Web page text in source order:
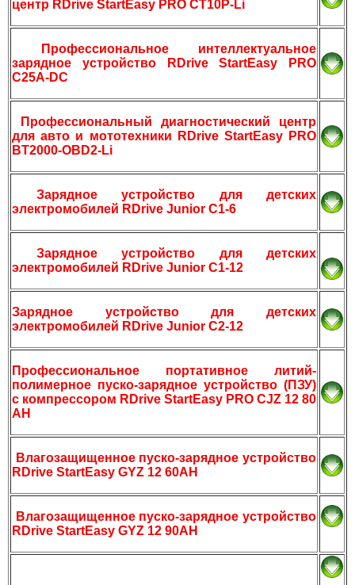
центр RDrive StartEasy PRO CT10P-Li
Профессиональное интеллектуальное
зарядное устройство RDrive StartEasy PRO
C25A-DC
Профессиональный диагностический центр
для авто и мототехники RDrive StartEasy PRO
BT2000-OBD2-Li
Зарядное устройство для детских
электромобилей RDrive Junior C1-6
Зарядное устройство для детских
электромобилей RDrive Junior C1-12
Зарядное устройство для детских
электромобилей RDrive Junior C2-12
Профессиональное портативное литий-
полимерное пуско-зарядное устройство (ПЗУ)
с компрессором RDrive StartEasy PRO CJZ 12 80
AH
Влагозащищенное пуско-зарядное устройство
RDrive StartEasy GYZ 12 60AH
Влагозащищенное пуско-зарядное устройство
RDrive StartEasy GYZ 12 90AH